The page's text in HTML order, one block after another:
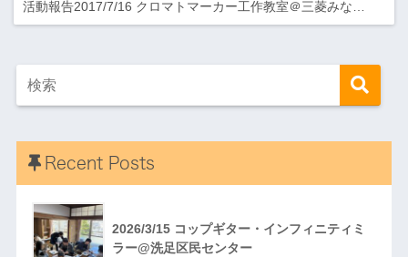
活動報告2017/7/16 クロマトマーカー工作教室＠三菱みな…
Recent Posts
2026/3/15 コップギター・インフィニティミ
ラー@洗足区民センター